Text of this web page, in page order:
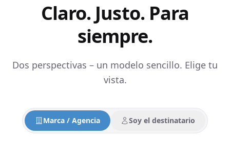
POR OCASIÓN
Para empleados Para Navidad+
Regalos corporativos sostenibles
Claro. Justo. Para
siempre.
Dos perspectivas – un modelo sencillo. Elige tu
vista.
Marca / Agencia Soy el destinatario